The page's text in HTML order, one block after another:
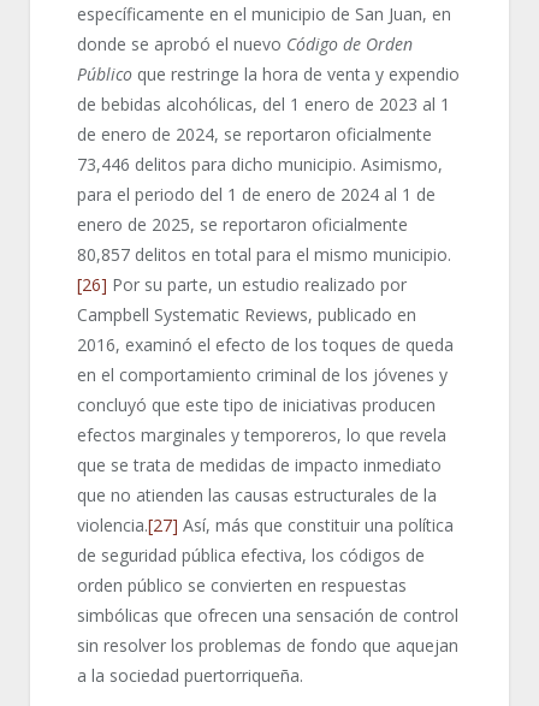
específicamente en el municipio de San Juan, en
donde se aprobó el nuevo Código de Orden
Públicoque restringe la hora de venta y expendio
de bebidas alcohólicas, del 1 enero de 2023 al 1
de enero de 2024, se reportaron oficialmente
73,446 delitos para dicho municipio. Asimismo,
para el periodo del 1 de enero de 2024 al 1 de
enero de 2025, se reportaron oficialmente
80,857 delitos en total para el mismo municipio.
[26] Por su parte, un estudio realizado por
Campbell Systematic Reviews, publicado en
2016, examinó el efecto de los toques de queda
en el comportamiento criminal de los jóvenes y
concluyó que este tipo de iniciativas producen
efectos marginales y temporeros, lo que revela
que se trata de medidas de impacto inmediato
que no atienden las causas estructurales de la
violencia.[27] Así, más que constituir una política
de seguridad pública efectiva, los códigos de
orden público se convierten en respuestas
simbólicas que ofrecen una sensación de control
sin resolver los problemas de fondo que aquejan
a la sociedad puertorriqueña.